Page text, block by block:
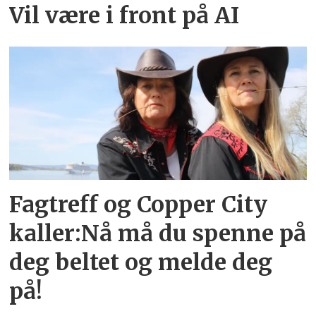
Vil være i front på AI
Fagtreff og Copper City
kaller:Nå må du spenne på
deg beltet og melde deg
på!